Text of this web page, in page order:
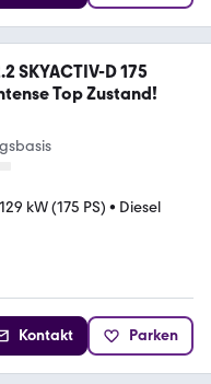
SKYACTIV-D 175
Top Zustand!
129 kW (175 PS) • Diesel
Kontakt Parken